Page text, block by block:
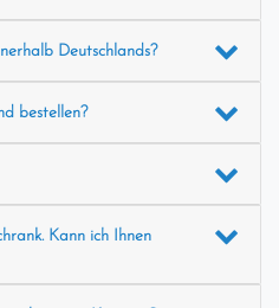
Deutschlands?
bestellen?
Kann ich Ihnen